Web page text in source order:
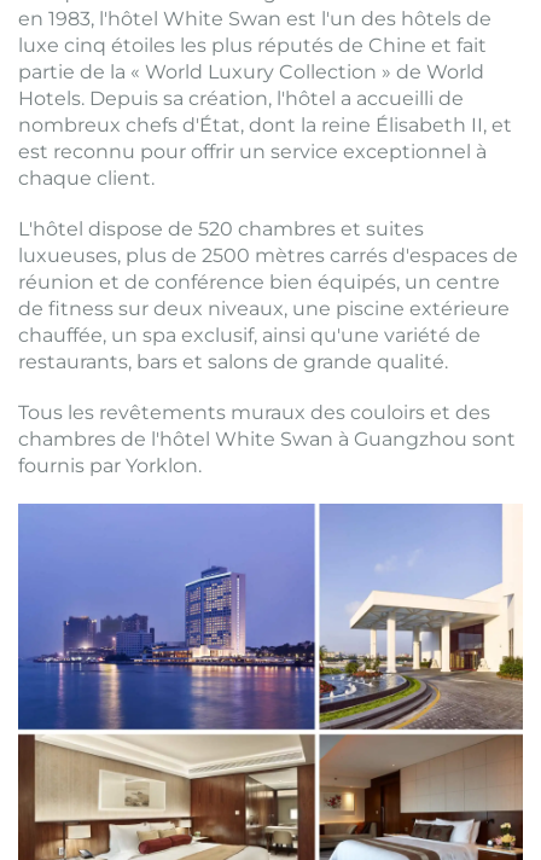
en 1983, l'hôtel White Swan est l'un des hôtels de
luxe cinq étoiles les plus réputés de Chine et fait
partie de la « World Luxury Collection » de World
Hotels. Depuis sa création, l'hôtel a accueilli de
nombreux chefs d'État, dont la reine Élisabeth II, et
est reconnu pour offrir un service exceptionnel à
chaque client.
L'hôtel dispose de 520 chambres et suites
luxueuses, plus de 2500 mètres carrés d'espaces de
réunion et de conférence bien équipés, un centre
de fitness sur deux niveaux, une piscine extérieure
chauffée, un spa exclusif, ainsi qu'une variété de
restaurants, bars et salons de grande qualité.
Tous les revêtements muraux des couloirs et des
chambres de l'hôtel White Swan à Guangzhou sont
fournis par Yorklon.